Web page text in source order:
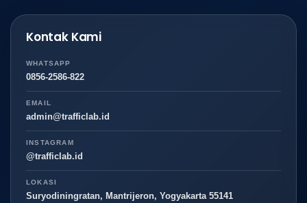
Kontak Kami
WHATSAPP
0856-2586-822
EMAIL
admin@trafficlab.id
INSTAGRAM
@trafficlab.id
LOKASI
Suryodiningratan, Mantrijeron, Yogyakarta 55141